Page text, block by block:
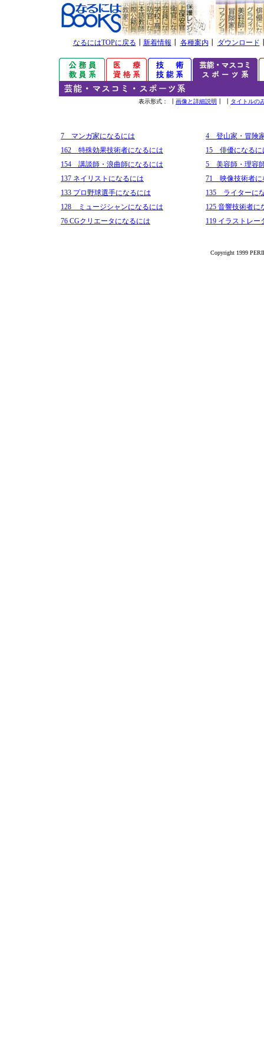
なるにはTOPに戻る 新着情報 各種案内 ダウンロード
表示形式： ┃ 画像と詳細説明 タイトルの
7 マンガ家になるには
4 登山家・冒険
162 特殊効果技術者になるには
15 俳優になるに
154 講談師・浪曲師になるには
5 美容師・理容
137 ネイリストになるには
71 映像技術者に
133 プロ野球選手になるには
135 ライターに
128 ミュージシャンになるには
125 音響技術者に
76 CGクリエータになるには
119 イラストレー
Copyright 1999